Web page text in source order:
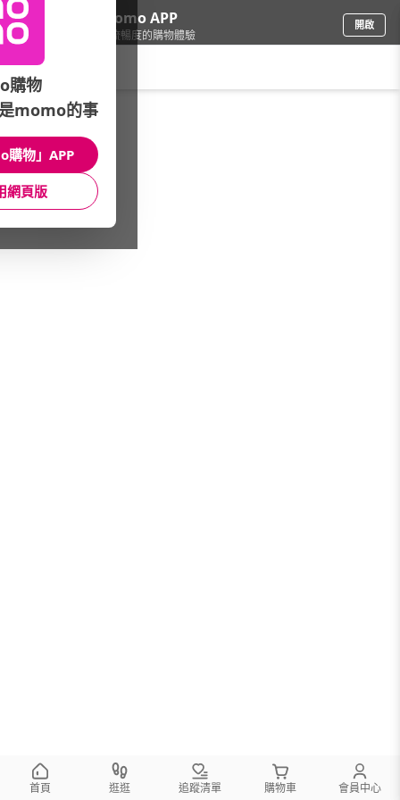
下載momo APP
給你3倍流暢度的購物體驗
開啟
女時尚/男裝
本館精選商品
館長推薦 月銷量
首頁 逛逛 追蹤清單 購物車 會員中心
購物
momo的事
購物」APP
網頁版